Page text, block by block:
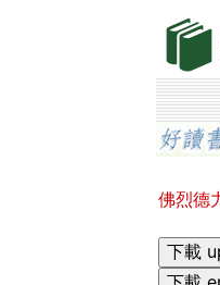
佛烈德